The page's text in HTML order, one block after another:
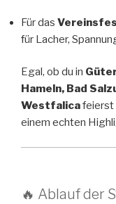
Für das
für Lacher,
Egal, ob du in
Hameln, Bad
Westfalicafeierst
einem echten
🔥 Ablauf der